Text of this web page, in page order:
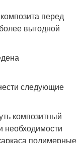
перед
выгодной
следующие
композитный
необходимости
полимерные